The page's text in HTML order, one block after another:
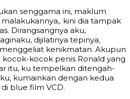
senggama ini, maklum
kini dia tampak
Dirangsangnya aku,
dijilatinya tepinya,
kenikmatan. Akupun
kocok penis Ronald yang
itu, ku tempelkan ditengah-
kumainkan dengan kedua
blue film VCD.